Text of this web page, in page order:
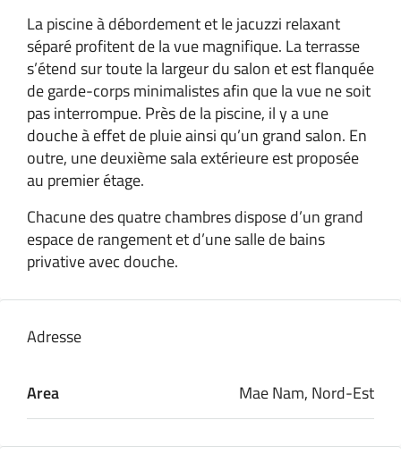
La piscine à débordement et le jacuzzi relaxant
séparé profitent de la vue magnifique. La terrasse
s’étend sur toute la largeur du salon et est flanquée
de garde-corps minimalistes afin que la vue ne soit
pas interrompue. Près de la piscine, il y a une
douche à effet de pluie ainsi qu’un grand salon. En
outre, une deuxième sala extérieure est proposée
au premier étage.
Chacune des quatre chambres dispose d’un grand
espace de rangement et d’une salle de bains
privative avec douche.
Adresse
Area Mae Nam, Nord-Est